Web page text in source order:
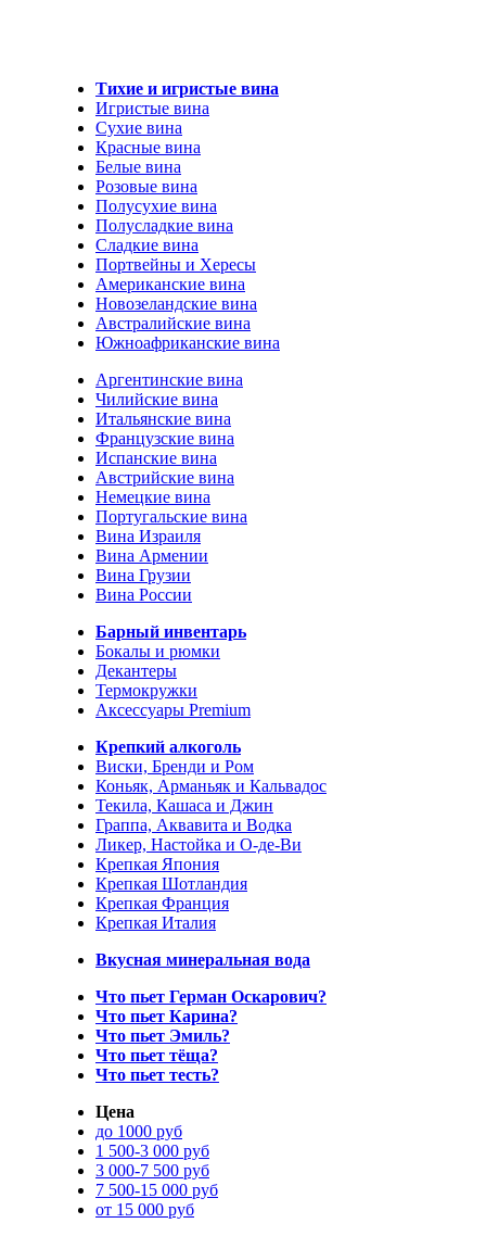
Тихие и игристые вина
Игристые вина
Сухие вина
Красные вина
Белые вина
Розовые вина
Полусухие вина
Полусладкие вина
Сладкие вина
Портвейны и Хересы
Американские вина
Новозеландские вина
Австралийские вина
Южноафриканские вина
Аргентинские вина
Чилийские вина
Итальянские вина
Французские вина
Испанские вина
Австрийские вина
Немецкие вина
Португальские вина
Вина Израиля
Вина Армении
Вина Грузии
Вина России
Барный инвентарь
Бокалы и рюмки
Декантеры
Термокружки
Аксессуары Premium
Крепкий алкоголь
Виски, Бренди и Ром
Коньяк, Арманьяк и Кальвадос
Текила, Кашаса и Джин
Граппа, Аквавита и Водка
Ликер, Настойка и О-де-Ви
Крепкая Япония
Крепкая Шотландия
Крепкая Франция
Крепкая Италия
Вкусная минеральная вода
Что пьет Герман Оскарович?
Что пьет Карина?
Что пьет Эмиль?
Что пьет тёща?
Что пьет тесть?
Цена
до 1000 руб
1 500-3 000 руб
3 000-7 500 руб
7 500-15 000 руб
от 15 000 руб